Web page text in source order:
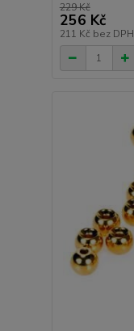
229 Kč
256 Kč
211 Kč bez DPH